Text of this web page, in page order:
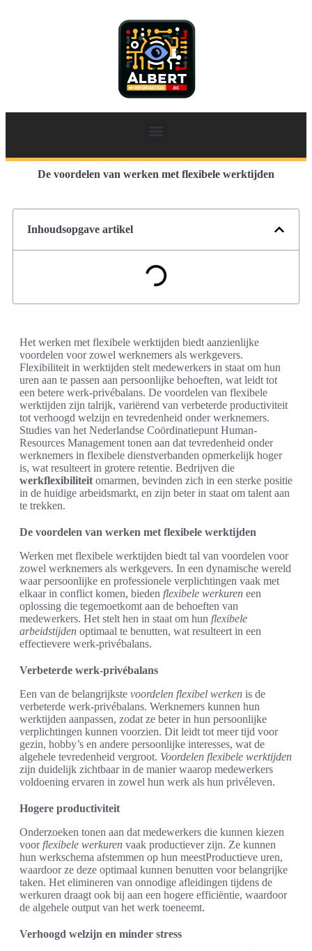
De voordelen van werken met flexibele werktijden
Inhoudsopgave artikel
Het werken met flexibele werktijden biedt aanzienlijke
voordelen voor zowel werknemers als werkgevers.
Flexibiliteit in werktijden stelt medewerkers in staat om hun
uren aan te passen aan persoonlijke behoeften, wat leidt tot
een betere werk-privébalans. De voordelen van flexibele
werktijden zijn talrijk, variërend van verbeterde productiviteit
tot verhoogd welzijn en tevredenheid onder werknemers.
Studies van het Nederlandse Coördinatiepunt Human-
Resources Management tonen aan dat tevredenheid onder
werknemers in flexibele dienstverbanden opmerkelijk hoger
is, wat resulteert in grotere retentie. Bedrijven die
werkflexibiliteit omarmen, bevinden zich in een sterke positie
in de huidige arbeidsmarkt, en zijn beter in staat om talent aan
te trekken.
De voordelen van werken met flexibele werktijden
Werken met flexibele werktijden biedt tal van voordelen voor
zowel werknemers als werkgevers. In een dynamische wereld
waar persoonlijke en professionele verplichtingen vaak met
elkaar in conflict komen, bieden flexibele werkuren een
oplossing die tegemoetkomt aan de behoeften van
medewerkers. Het stelt hen in staat om hun flexibele
arbeidstijden optimaal te benutten, wat resulteert in een
effectievere werk-privébalans.
Verbeterde werk-privébalans
Een van de belangrijkste voordelen flexibel werken is de
verbeterde werk-privébalans. Werknemers kunnen hun
werktijden aanpassen, zodat ze beter in hun persoonlijke
verplichtingen kunnen voorzien. Dit leidt tot meer tijd voor
gezin, hobby’s en andere persoonlijke interesses, wat de
algehele tevredenheid vergroot. Voordelen flexibele werktijden
zijn duidelijk zichtbaar in de manier waarop medewerkers
voldoening ervaren in zowel hun werk als hun privéleven.
Hogere productiviteit
Onderzoeken tonen aan dat medewerkers die kunnen kiezen
voor flexibele werkuren vaak productiever zijn. Ze kunnen
hun werkschema afstemmen op hun meestProductieve uren,
waardoor ze deze optimaal kunnen benutten voor belangrijke
taken. Het elimineren van onnodige afleidingen tijdens de
werkuren draagt ook bij aan een hogere efficiëntie, waardoor
de algehele output van het werk toeneemt.
Verhoogd welzijn en minder stress